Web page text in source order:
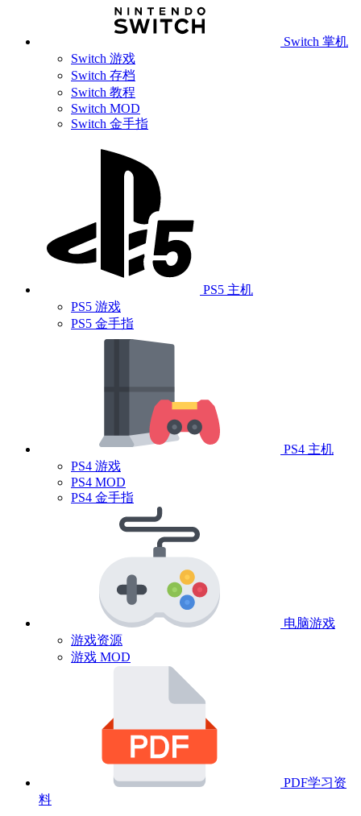
Switch 掌机
Switch 游戏
Switch 存档
Switch 教程
Switch MOD
Switch 金手指
PS5 主机
PS5 游戏
PS5 金手指
PS4 主机
PS4 游戏
PS4 MOD
PS4 金手指
电脑游戏
游戏资源
游戏 MOD
PDF学习资
料